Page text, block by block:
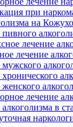
при
на
лечение
лечение
лечение
в